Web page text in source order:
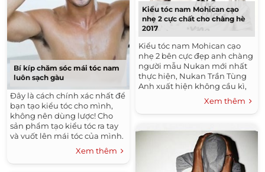
Bí kíp chăm sóc mái tóc nam
luôn sạch gàu
Đây là cách chính xác nhất để
bạn tạo kiểu tóc cho mình,
không nên dùng lược! Cho
sản phẩm tạo kiểu tóc ra tay
và vuốt lên mái tóc của mình.
Sẽ nhanh và dễ dàng hơn
nhiều, mà không làm gãy tóc
của bạn nữa nhé!
Xem thêm
Kiểu tóc nam Mohican cạo
nhẹ 2 cực chất cho chàng hè
2017
Kiểu tóc nam Mohican cạo
nhẹ 2 bên cực đẹp anh chàng
người mẫu Nukan mới nhất
thực hiện, Nukan Trần Tùng
Anh xuất hiện không cầu kì,
bóng bẩy, nhưng vẫn đầy lôi
cuốn và không kém phần lạ
lẫm với...
Xem thêm